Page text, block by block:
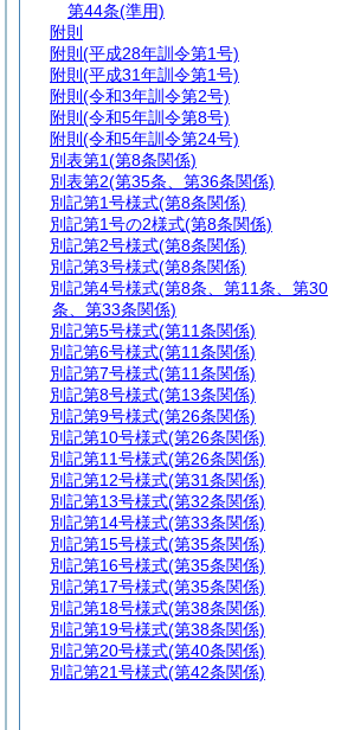
第44条(準用)
附則
附則 (平成28年訓令第1号)
附則 (平成31年訓令第1号)
附則 (令和3年訓令第2号)
附則 (令和5年訓令第8号)
附則 (令和5年訓令第24号)
別表第1(第8条関係)
別表第2(第35条、第36条関係)
別記第1号様式(第8条関係)
別記第1号の2様式(第8条関係)
別記第2号様式(第8条関係)
別記第3号様式(第8条関係)
別記第4号様式(第8条、第11条、第30
条、第33条関係)
別記第5号様式(第11条関係)
別記第6号様式(第11条関係)
別記第7号様式(第11条関係)
別記第8号様式(第13条関係)
別記第9号様式(第26条関係)
別記第10号様式(第26条関係)
別記第11号様式(第26条関係)
別記第12号様式(第31条関係)
別記第13号様式(第32条関係)
別記第14号様式(第33条関係)
別記第15号様式(第35条関係)
別記第16号様式(第35条関係)
別記第17号様式(第35条関係)
別記第18号様式(第38条関係)
別記第19号様式(第38条関係)
別記第20号様式(第40条関係)
別記第21号様式(第42条関係)